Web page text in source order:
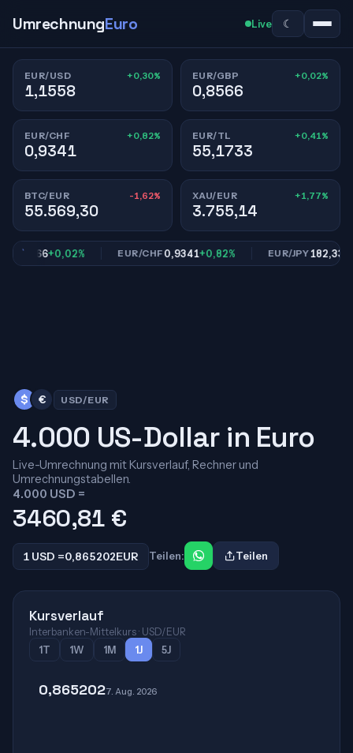
UmrechnungEuro Live ☾
EUR/USD +0,30%
1,1558
EUR/GBP +0,02%
0,8566
EUR/CHF +0,82%
0,9341
EUR/TL +0,41%
55,1733
BTC/EUR -1,62%
55.569,30
XAU/EUR +1,77%
3.755,14
+0,02% EUR/CHF0,9341+0,82% EUR/JPY182,33
$ € USD/EUR
4.000 US-Dollar in Euro
Live-Umrechnung mit Kursverlauf, Rechner und
Umrechnungstabellen.
4.000 USD =
3460,81 €
1 USD =0,865202EUR Teilen: Teilen
Kursverlauf
Interbanken-Mittelkurs · USD/EUR
1T
1W 1M 1J 5J
0,8652027. Aug. 2026